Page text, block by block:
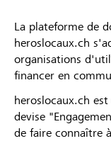
La plateforme de
heroslocaux.ch
organisations
financer en
heroslocaux.ch
devise
de faire connaître